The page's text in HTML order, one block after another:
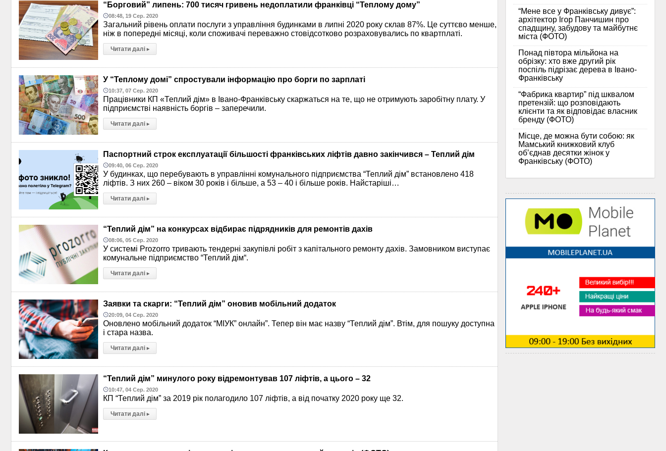
“Борговий” липень: 700 тисяч гривень недоплатили франківці “Теплому дому”
08:48, 19 Сер. 2020
Загальний рівень оплати послуги з управління будинками в липні 2020 року склав 87%. Це суттєво менше,
ніж в попередні місяці, коли споживачі переважно стовідсотково розраховувались по квартплаті.
Читати далі ▸
У “Теплому домі” спростували інформацію про борги по зарплаті
10:37, 07 Сер. 2020
Працівники КП «Теплий дім» в Івано-Франківську скаржаться на те, що не отримують заробітну плату. У
підприємстві наявність боргів – заперечили.
Читати далі ▸
Паспортний строк експлуатації більшості франківських ліфтів давно закінчився – Теплий дім
09:40, 06 Сер. 2020
У будинках, що перебувають в управлінні комунального підприємства “Теплий дім” встановлено 418
ліфтів. З них 260 – віком 30 років і більше, а 53 – 40 і більше років. Найстаріші…
Читати далі ▸
“Теплий дім” на конкурсах відбирає підрядників для ремонтів дахів
08:06, 05 Сер. 2020
У системі Prozorro тривають тендерні закупівлі робіт з капітального ремонту дахів. Замовником виступає
комунальне підприємство “Теплий дім“.
Читати далі ▸
Заявки та скарги: “Теплий дім” оновив мобільний додаток
20:09, 04 Сер. 2020
Оновлено мобільний додаток “МІУК” онлайн”. Тепер він має назву “Теплий дім”. Втім, для пошуку доступна
і стара назва.
Читати далі ▸
“Теплий дім” минулого року відремонтував 107 ліфтів, а цього – 32
10:47, 04 Сер. 2020
КП “Теплий дім” за 2019 рік полагодило 107 ліфтів, а від початку 2020 року ще 32.
Читати далі ▸
“Мене все у Франківську дивує”:
архітектор Ігор Панчишин про
спадщину, забудову та майбутнє
міста (ФОТО)
Понад півтора мільйона на
обрізку: хто вже другий рік
поспіль підрізає дерева в Івано-
Франківську
“Фабрика квартир” під шквалом
претензій: що розповідають
клієнти та як відповідає власник
бренду (ФОТО)
Місце, де можна бути собою: як
Мамський книжковий клуб
об’єднав десятки жінок у
Франківську (ФОТО)